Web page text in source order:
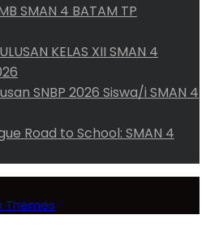
SMAN 4 BATAM TP
KELAS XII SMAN 4
SNBP 2026 Siswa/i SMAN 4
Road to School: SMAN 4
Themes